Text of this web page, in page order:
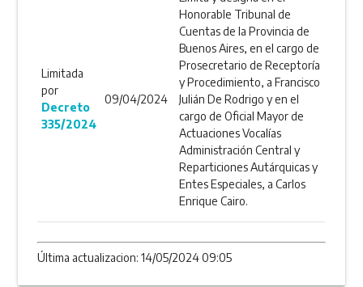
Limitada
por
Decreto
335/2024
09/04/2024
Honorable Tribunal de
Cuentas de la Provincia de
Buenos Aires, en el cargo de
Prosecretario de Receptoría
y Procedimiento, a Francisco
Julián De Rodrigo y en el
cargo de Oficial Mayor de
Actuaciones Vocalías
Administración Central y
Reparticiones Autárquicas y
Entes Especiales, a Carlos
Enrique Cairo.
Última actualizacion: 14/05/2024 09:05